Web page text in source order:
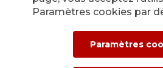
d’APG|SGA
actualités
Paramètres cookies par
Paramètres